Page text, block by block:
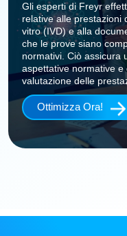
Gli esperti di Freyr
relative alle prestazioni
vitro (IVD) e alla
che le prove siano
normativi. Ciò assicura
aspettative normative
valutazione delle
Ottimizza Ora!